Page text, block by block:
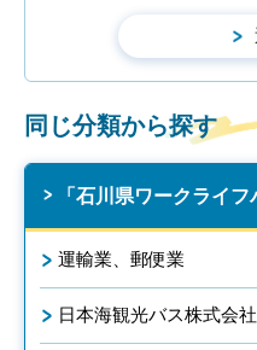
同じ分類から探す
「石川県ワークライ
運輸業、郵便業
日本海観光バス株式会